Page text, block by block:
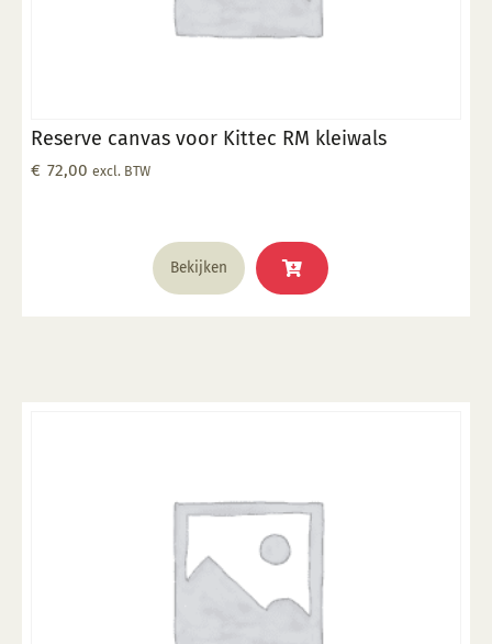
Reserve canvas voor Kittec RM kleiwals
€ 72,00 excl. BTW
Bekijken